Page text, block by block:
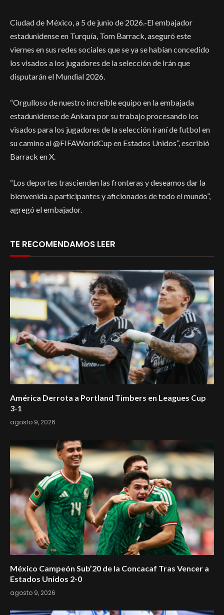
Ciudad de México, a 5 de junio de 2026.-El embajador
estadunidense en Turquía, Tom Barrack, aseguró este
viernes en sus redes sociales que se ya se habían concedido
los visados a los jugadores de la selección de Irán que
disputarán el Mundial 2026.
“Orgulloso de nuestro increíble equipo en la embajada
estadunidense de Ankara por su trabajo procesando los
visados para los jugadores de la selección iraní de futbol en
su camino al @FIFAWorldCup en Estados Unidos”, escribió
Barrack en X.
“Los deportes trascienden las fronteras y deseamos dar la
bienvenida a participantes y aficionados de todo el mundo”,
agregó el embajador.
TE RECOMENDAMOS LEER
América Derrota a Portland Timbers en Leagues Cup
3-1
agosto 9, 2026
México Campeón Sub’20 de la Concacaf Tras Vencer a
Estados Unidos 2-0
agosto 9, 2026